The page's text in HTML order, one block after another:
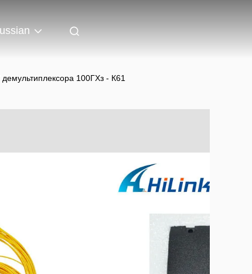
100ГХз - К61